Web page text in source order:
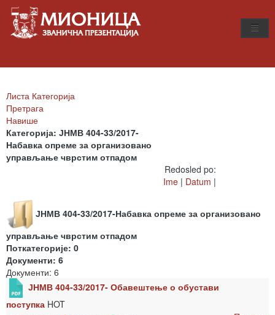
Листа Категорија
Претрага
Навише
Категорија: ЈНМВ 404-33/2017-
Набавка опреме за организовано
управљање чврстим отпадом
Redosled po:
Ime | Datum |
ЈНМВ 404-33/2017-Набавка опреме за организовано
управљање чврстим отпадом
Поткатегорије: 0
Документи: 6
Документи: 6
ЈНМВ 404-33/2017- Обавештење о обустави
поступка HOT